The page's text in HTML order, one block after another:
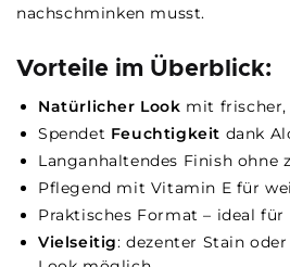
nachschminken musst.
Vorteile im Überblick:
Natürlicher Look mit
Spendet Feuchtigkeit dank
Langanhaltendes Finish ohne
Pflegend mit Vitamin E für
Praktisches Format – ideal
Vielseitig: dezenter Stain